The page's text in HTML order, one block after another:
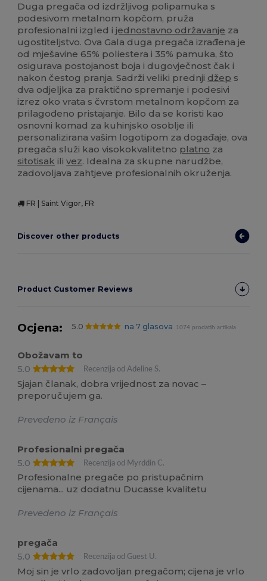
Duga pregača od izdržljivog polipamuka s
podesivom metalnom kopčom, pruža
profesionalni izgled ijednostavno održavanje za
ugostiteljstvo. Ova Gala duga pregača izrađena je
od mješavine 65% poliestera i 35% pamuka, što
osigurava postojanost boja i dugovječnost čak i
nakon čestog pranja. Sadrži veliki prednji džep s
dva odjeljka za praktično spremanje i podesivi
izrez oko vrata s čvrstom metalnom kopčom za
prilagođeno pristajanje. Bilo da se koristi kao
osnovni komad za kuhinjsko osoblje ili
personalizirana vašim logotipom za događaje, ova
pregača služi kao visokokvalitetno platno za
sitotisak ilivez. Idealna za skupne narudžbe,
zadovoljava zahtjeve profesionalnih okruženja.
FR | Saint Vigor, FR
Discover other products
Product Customer Reviews
Ocjena: 5.0 na 7 glasova 1074 prodatih artikala
Obožavam to
5.0
Recenzija od Adeline S.
Sjajan članak, dobra vrijednost za novac –
preporučujem ga.
Prevedeno iz Français
Profesionalni pregača
5.0
Recenzija od Myrddin C.
Profesionalne pregače po pristupačnim
cijenama... uz dodatnu Ducasse kvalitetu
Prevedeno iz Français
pregača
5.0
Recenzija od Guest U.
Moj sin je vrlo zadovoljan pregačom; cijena je vrlo